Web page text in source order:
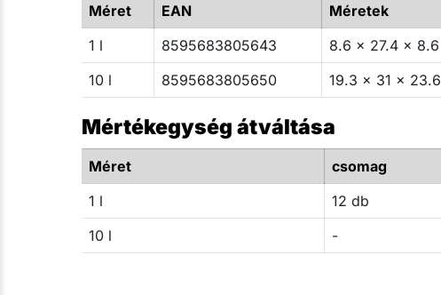
Méret EAN Méretek
1 l
8595683805643 8.6 x 27.4 x 8.6
10 l
8595683805650 19.3 x 31 x 23.6
Mértékegység átváltása
Méret csomag
1 l
12 db
10 l
-